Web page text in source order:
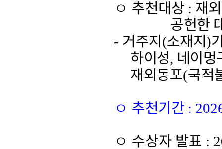
ㅇ 추천대상 : 재
공헌한
- 거주지 (소재지 )
하이성, 네이멍
재외동포(국적
ㅇ 추천기간 :
ㅇ 수상자 발표 :